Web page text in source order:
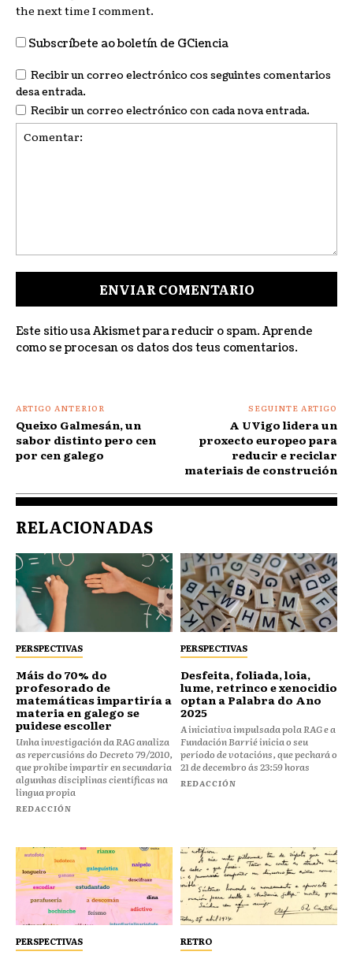
the next time I comment.
Subscríbete ao boletín de GCiencia
Recibir un correo electrónico cos seguintes comentarios
desa entrada.
Recibir un correo electrónico con cada nova entrada.
Este sitio usa Akismet para reducir o spam. Aprende
como se procesan os datos dos teus comentarios.
ARTIGO ANTERIOR
Queixo Galmesán, un
sabor distinto pero cen
por cen galego
SEGUINTE ARTIGO
A UVigo lidera un
proxecto europeo para
reducir e reciclar
materiais de construción
RELACIONADAS
PERSPECTIVAS
Máis do 70% do
profesorado de
matemáticas impartiría a
materia en galego se
puidese escoller
Unha investigación da RAG analiza
as repercusións do Decreto 79/2010,
que prohibe impartir en secundaria
algunhas disciplinas científicas na
lingua propia
REDACCIÓN
PERSPECTIVAS
Desfeita, foliada, loia,
lume, retrinco e xenocidio
optan a Palabra do Ano
2025
A iniciativa impulsada pola RAG e a
Fundación Barrié inicia o seu
período de votacións, que pechará o
21 de decembro ás 23:59 horas
REDACCIÓN
PERSPECTIVAS RETRO